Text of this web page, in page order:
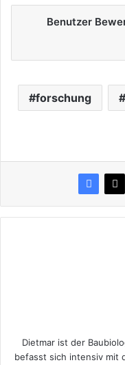
Benutzer
forschung
Dietmar ist der
befasst sich intensiv mit